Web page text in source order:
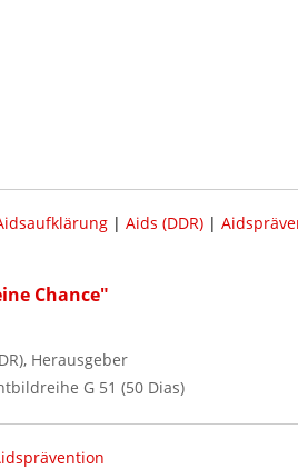
| Aids (DDR)|
Chance"
Herausgeber
G 51 (50 Dias)